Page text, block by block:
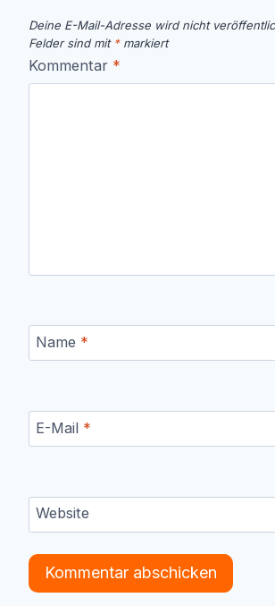
Deine E-Mail-Adresse wird nicht
Felder sind mit *markiert
Kommentar *
Name *
E-Mail *
Website